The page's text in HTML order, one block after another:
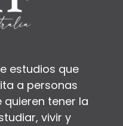
estudios que
a personas
quieren tener la
vivir y